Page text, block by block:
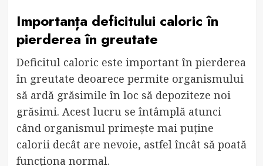
Importanța deficitului caloric în
pierderea în greutate
Deficitul caloric este important în pierderea
în greutate deoarece permite organismului
să ardă grăsimile în loc să depoziteze noi
grăsimi. Acest lucru se întâmplă atunci
când organismul primește mai puține
calorii decât are nevoie, astfel încât să poată
funcționa normal.